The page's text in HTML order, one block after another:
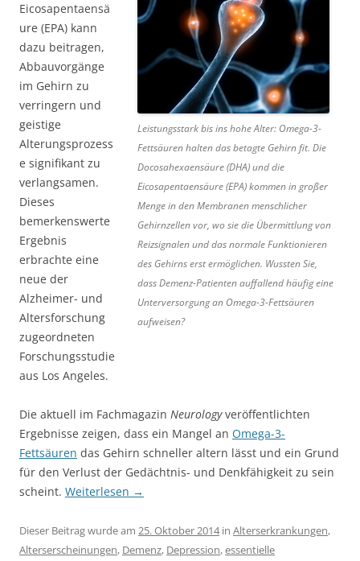
Leistungsstark bis ins hohe Alter: Omega-3-
Fettsäuren halten das betagte Gehirn fit. Die
Docosahexaensäure (DHA) und die
Eicosapentaensäure (EPA) kommen in großer
Menge in den Membranen menschlicher
Gehirnzellen vor, wo sie die Übermittlung von
Reizsignalen und das normale Funktionieren
des Gehirns erst ermöglichen. Wussten Sie,
dass Demenz-Patienten auffallend häufig eine
Unterversorgung an Omega-3-Fettsäuren
aufweisen?
Eicosapentaensä
ure (EPA) kann
dazu beitragen,
Abbauvorgänge
im Gehirn zu
verringern und
geistige
Alterungsprozess
e signifikant zu
verlangsamen.
Dieses
bemerkenswerte
Ergebnis
erbrachte eine
neue der
Alzheimer- und
Altersforschung
zugeordneten
Forschungsstudie
aus Los Angeles.
Die aktuell im Fachmagazin Neurologyveröffentlichten
Ergebnisse zeigen, dass ein Mangel an Omega-3-
Fettsäuren das Gehirn schneller altern lässt und ein Grund
für den Verlust der Gedächtnis- und Denkfähigkeit zu sein
scheint. Weiterlesen →
Dieser Beitrag wurde am 25. Oktober 2014in Alterserkrankungen,
Alterserscheinungen, Demenz, Depression,essentielle